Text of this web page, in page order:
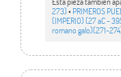
273)• PRIMEROS
(IMPERIO) (27 aC -
romano galo)(271-